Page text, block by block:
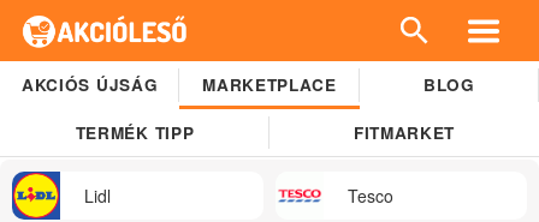
AKCIÓS ÚJSÁG MARKETPLACE BLOG
TERMÉK TIPP FITMARKET
Lidl Tesco